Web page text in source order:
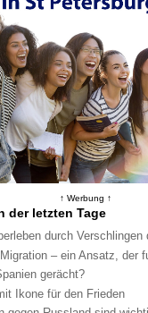
↑ Werbung ↑
der letzten Tage
durch Verschlingen
– ein Ansatz, der
gerächt?
Ikone für den Frieden